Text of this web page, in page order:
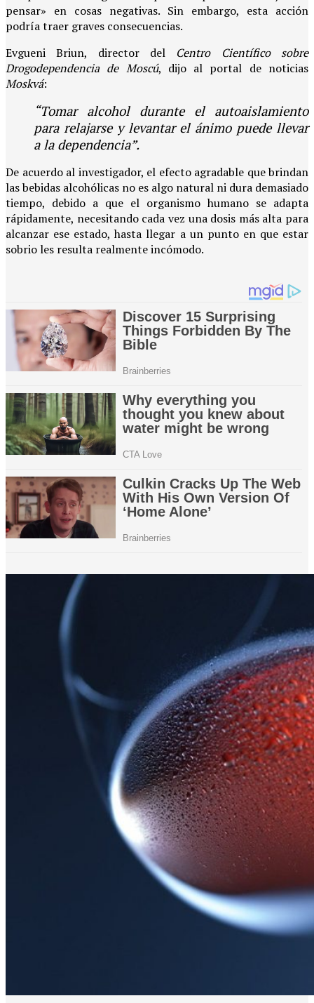
pensar» en cosas negativas. Sin embargo, esta acción
podría traer graves consecuencias.
Evgueni Briun, director del Centro Científico sobre
Drogodependencia de Moscú, dijo al portal de noticias
Moskvá:
“Tomar alcohol durante el autoaislamiento
para relajarse y levantar el ánimo puede llevar
a la dependencia”.
De acuerdo al investigador, el efecto agradable que brindan
las bebidas alcohólicas no es algo natural ni dura demasiado
tiempo, debido a que el organismo humano se adapta
rápidamente, necesitando cada vez una dosis más alta para
alcanzar ese estado, hasta llegar a un punto en que estar
sobrio les resulta realmente incómodo.